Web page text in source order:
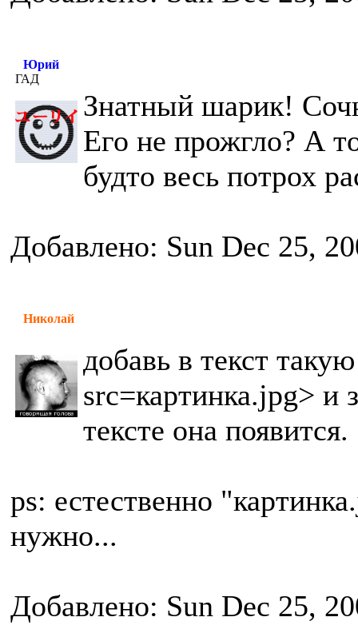
Юрий
ГАД
Знатный шарик!
Его не прожгло? А
будто весь потрох
Добавлено: Sun Dec 25,
Николай
добавь в текст
src=картинка.jpg> и
тексте она появится.
ps: естественно
нужно...
Добавлено: Sun Dec 25,